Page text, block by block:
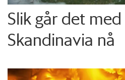
Slik går det
Skandinavia nå